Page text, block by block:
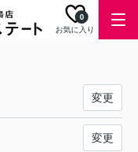
お気に入り
0
変更
変更